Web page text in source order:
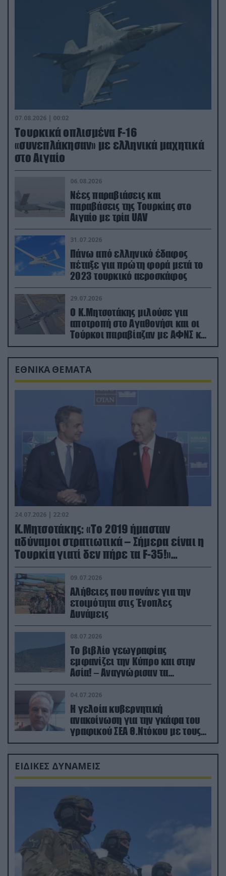
07.08.2026 | 00:02
Τουρκικά οπλισμένα F-16
«συνεπλάκησαν» με ελληνικά μαχητικά
στο Αιγαίο
06.08.2026
Νέες παραβιάσεις και
παραβάσεις της Τουρκίας στο
Αιγαίο με τρία UAV
31.07.2026
Πάνω από ελληνικό έδαφος
πέταξε για πρώτη φορά μετά το
2023 τουρκικό αεροσκάφος
29.07.2026
Ο Κ.Μητσοτάκης μιλούσε για
αποτροπή στο Αγαθονήσι και οι
Τούρκοι παραβίαζαν με ΑΦΝΣ και
drone
ΕΘΝΙΚΑ ΘΕΜΑΤΑ
24.07.2026 | 22:02
Κ.Μητσοτάκης: «Το 2019 ήμασταν
αδύναμοι στρατιωτικά – Σήμερα είναι η
Τουρκία γιατί δεν πήρε τα F-35!»
(βίντεο)
09.07.2026
Αλήθειες που πονάνε για την
ετοιμότητα στις Ένοπλες
Δυνάμεις
08.07.2026
Το βιβλίο γεωγραφίας
εμφανίζει την Κύπρο και στην
Ασία! – Αναγνώρισαν τα
κατεχόμενα; (φωτο)
04.07.2026
Η γελοία κυβερνητική
ανακοίνωση για την γκάφα του
γραφικού ΣΕΑ Θ.Ντόκου με τους
Ρώσους φαρσέρ
ΕΙΔΙΚΕΣ ΔΥΝΑΜΕΙΣ